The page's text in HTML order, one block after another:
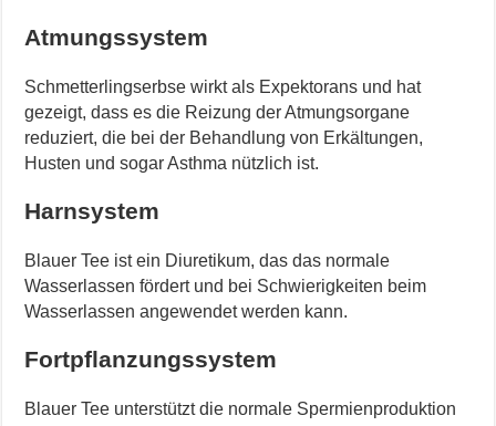
Atmungssystem
Schmetterlingserbse wirkt als Expektorans und hat
gezeigt, dass es die Reizung der Atmungsorgane
reduziert, die bei der Behandlung von Erkältungen,
Husten und sogar Asthma nützlich ist.
Harnsystem
Blauer Tee ist ein Diuretikum, das das normale
Wasserlassen fördert und bei Schwierigkeiten beim
Wasserlassen angewendet werden kann.
Fortpflanzungssystem
Blauer Tee unterstützt die normale Spermienproduktion